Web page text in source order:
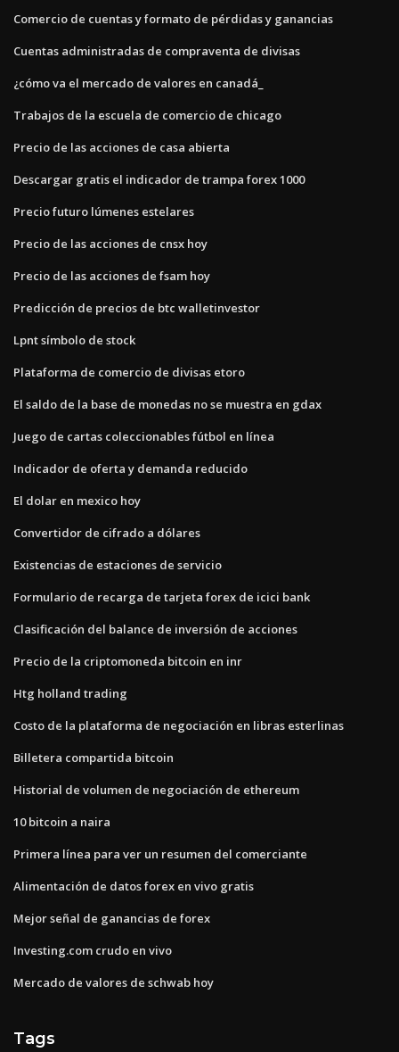
Comercio de cuentas y formato de pérdidas y ganancias
Cuentas administradas de compraventa de divisas
¿cómo va el mercado de valores en canadá_
Trabajos de la escuela de comercio de chicago
Precio de las acciones de casa abierta
Descargar gratis el indicador de trampa forex 1000
Precio futuro lúmenes estelares
Precio de las acciones de cnsx hoy
Precio de las acciones de fsam hoy
Predicción de precios de btc walletinvestor
Lpnt símbolo de stock
Plataforma de comercio de divisas etoro
El saldo de la base de monedas no se muestra en gdax
Juego de cartas coleccionables fútbol en línea
Indicador de oferta y demanda reducido
El dolar en mexico hoy
Convertidor de cifrado a dólares
Existencias de estaciones de servicio
Formulario de recarga de tarjeta forex de icici bank
Clasificación del balance de inversión de acciones
Precio de la criptomoneda bitcoin en inr
Htg holland trading
Costo de la plataforma de negociación en libras esterlinas
Billetera compartida bitcoin
Historial de volumen de negociación de ethereum
10 bitcoin a naira
Primera línea para ver un resumen del comerciante
Alimentación de datos forex en vivo gratis
Mejor señal de ganancias de forex
Investing.com crudo en vivo
Mercado de valores de schwab hoy
Tags